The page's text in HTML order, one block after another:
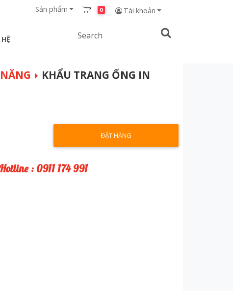
Sản phẩm 0 Tài khoản
KHẨU TRANG ỐNG IN
ĐẶT HÀNG
Hotline : 0911 174 991